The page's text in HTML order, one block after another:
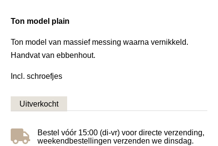
Ton model plain
Ton model van massief messing waarna vernikkeld.
Handvat van ebbenhout.
Incl. schroefjes
Uitverkocht

Bestel vóór 15:00 (di-vr) voor directe verzending,
weekendbestellingen verzenden we dinsdag.